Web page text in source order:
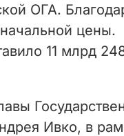
ОГА.
цены.
11 млрд
Ивко, в